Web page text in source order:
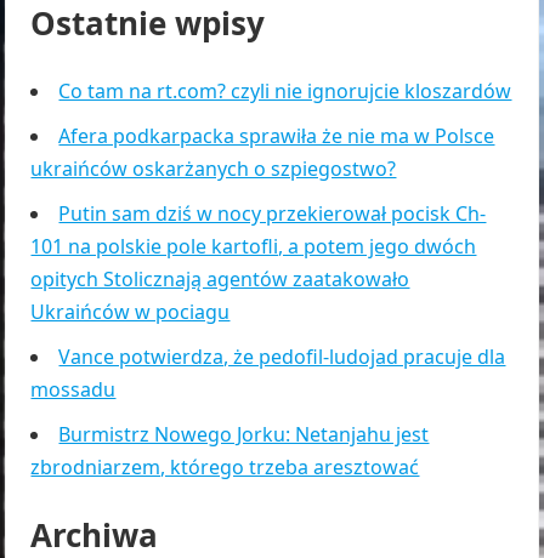
Ostatnie wpisy
Co tam na rt.com? czyli nie ignorujcie kloszardów
Afera podkarpacka sprawiła że nie ma w Polsce
ukraińców oskarżanych o szpiegostwo?
Putin sam dziś w nocy przekierował pocisk Ch-
101 na polskie pole kartofli, a potem jego dwóch
opitych Stolicznają agentów zaatakowało
Ukraińców w pociagu
Vance potwierdza, że pedofil-ludojad pracuje dla
mossadu
Burmistrz Nowego Jorku: Netanjahu jest
zbrodniarzem, którego trzeba aresztować
Archiwa